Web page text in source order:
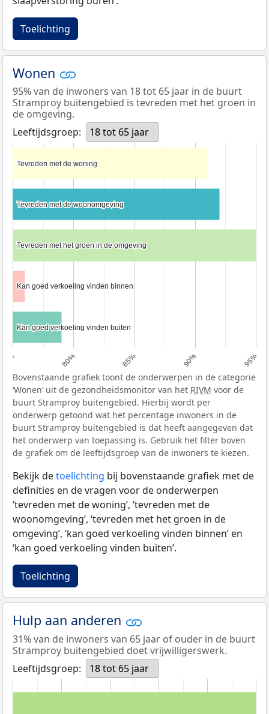
Toelichting
Wonen
95% van de inwoners van 18 tot 65 jaar in de buurt
Stramproy buitengebied is tevreden met het groen in
de omgeving.
Leeftijdsgroep:
18 tot 65 jaar
75% 80% 85% 90% 95%
Tevreden met de woning
Tevreden met de woning
Tevreden met de woonomgeving
Tevreden met de woonomgeving
Tevreden met het groen in de omgeving
Tevreden met het groen in de omgeving
Kan goed verkoeling vinden binnen
Kan goed verkoeling vinden binnen
Kan goed verkoeling vinden buiten
Kan goed verkoeling vinden buiten
Bovenstaande grafiek toont de onderwerpen in de categorie
‘Wonen’ uit de gezondheidsmonitor van het RIVM voor de
buurt Stramproy buitengebied. Hierbij wordt per
onderwerp getoond wat het percentage inwoners in de
buurt Stramproy buitengebied is dat heeft aangegeven dat
het onderwerp van toepassing is. Gebruik het filter boven
de grafiek om de leeftijdsgroep van de inwoners te kiezen.
Bekijk detoelichting bij bovenstaande grafiek met de
definities en de vragen voor de onderwerpen
‘tevreden met de woning’, ‘tevreden met de
woonomgeving’, ‘tevreden met het groen in de
omgeving’, ‘kan goed verkoeling vinden binnen’ en
‘kan goed verkoeling vinden buiten’.
Toelichting
Hulp aan anderen
31% van de inwoners van 65 jaar of ouder in de buurt
Stramproy buitengebied doet vrijwilligerswerk.
Leeftijdsgroep:
18 tot 65 jaar